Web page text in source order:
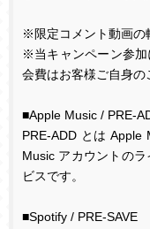
※限定コメント動画の
※当キャンペーン参加
会費はお客様ご自身の
■Apple Music / PRE-
PRE-ADD とは Apple
Music アカウントの
ビスです。
■Spotify / PRE-SAVE